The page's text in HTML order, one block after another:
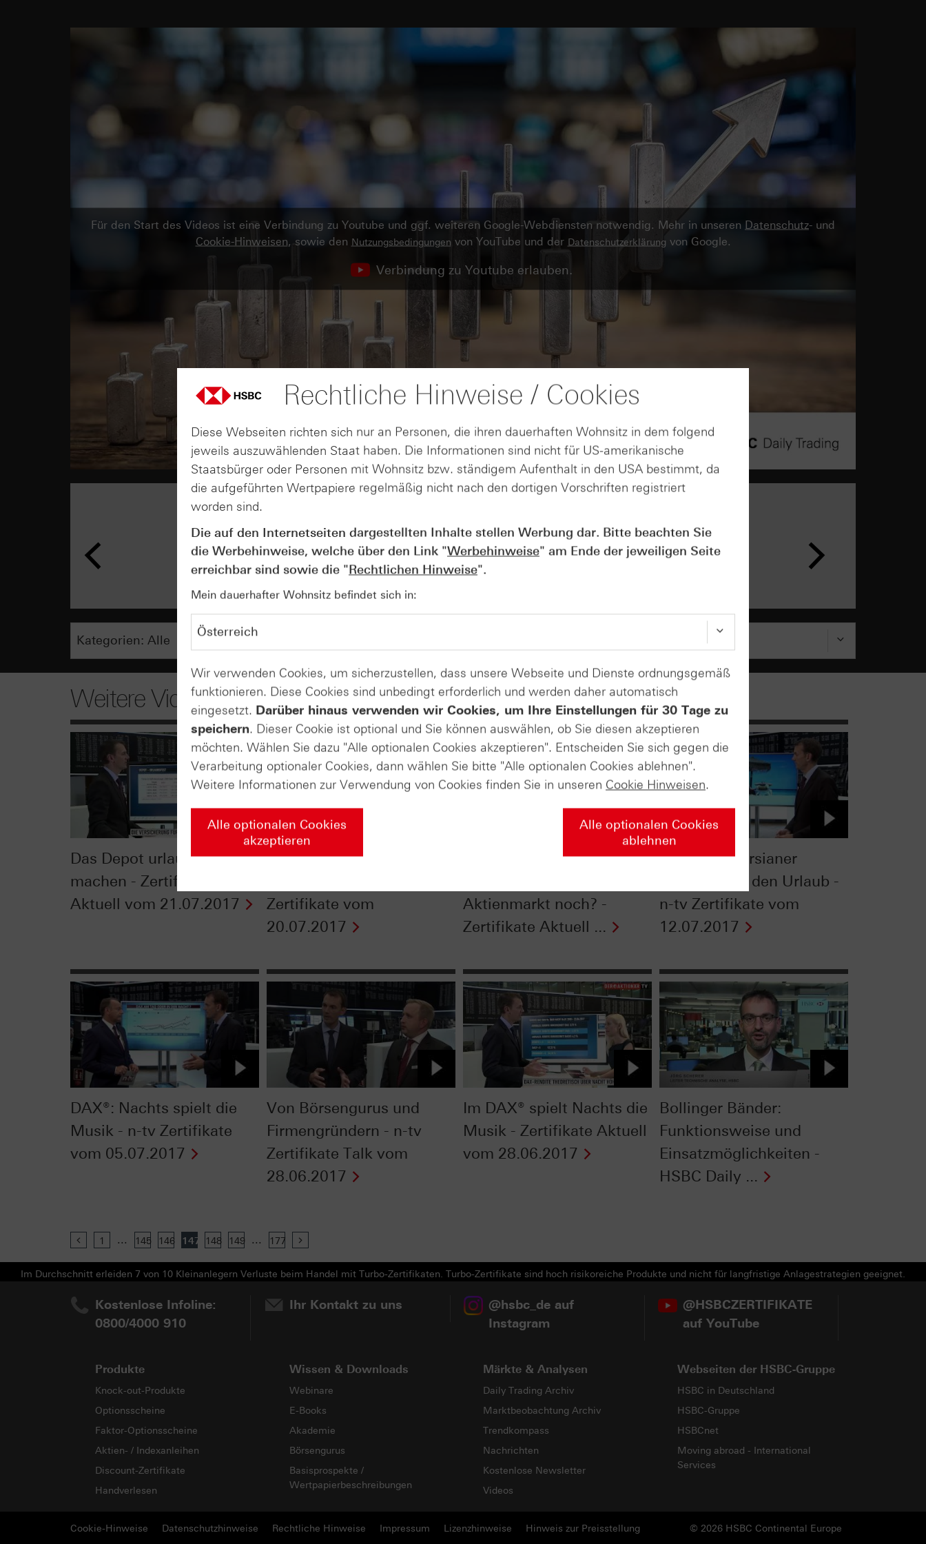
Für den Start des Videos ist eine Verbindung zu Youtube und ggf. weiteren Google-Webdiensten notwendig. Mehr in unseren Datenschutz- und
Cookie-Hinweisen, sowie den Nutzungsbedingungen von YouTube und der Datenschutzerklärung von Google.
Verbindung zu Youtube erlauben.
AUGUST
07
Wie lange bleibt der DAX® in
Rekordlaune? - ntv Zertifikate
07.08.26
Weitere Videos
Das Depot urlaubsfest
machen - Zertifikate
Aktuell vom 21.07.2017
Kommt die Korrektur am
Zertifikate vom
20.07.2017
Wie robust ist die
Aktienmarkt noch? -
Zertifikate Aktuell ...
So gehen Börsianer
entspannt in den Urlaub -
n-tv Zertifikate vom
12.07.2017
DAX®: Nachts spielt die
Musik - n-tv Zertifikate
vom 05.07.2017
Von Börsengurus und
Firmengründern - n-tv
Zertifikate Talk vom
28.06.2017
Im DAX® spielt Nachts die
Musik - Zertifikate Aktuell
vom 28.06.2017
Bollinger Bänder:
Funktionsweise und
Einsatzmöglichkeiten -
HSBC Daily ...
Previous
1 ... 145 146 147 148 149 ... 177
Im Durchschnitt erleiden 7 von 10 Kleinanlegern Verluste beim Handel mit Turbo-Zertifikaten. Turbo-Zertifikate sind hoch risikoreiche Produkte und nicht für langfristige Anlagestrategien geeignet.
Kostenlose Infoline:
0800/4000 910
Ihr Kontakt zu uns
@hsbc_de auf
Instagram
@HSBCZERTIFIKATE
auf YouTube
Produkte
Knock-out-Produkte
Optionsscheine
Faktor-Optionsscheine
Aktien- / Indexanleihen
Discount-Zertifikate
Handverlesen
Wissen & Downloads
Webinare
E-Books
Akademie
Börsengurus
Basisprospekte /
Wertpapierbeschreibungen
Märkte & Analysen
Daily Trading Archiv
Marktbeobachtung Archiv
Trendkompass
Nachrichten
Kostenlose Newsletter
Videos
Webseiten der HSBC-Gruppe
HSBC in Deutschland
HSBC-Gruppe
HSBCnet
Moving abroad - International
Services
Cookie-Hinweise Datenschutzhinweise Rechtliche Hinweise Impressum Lizenzhinweise © 2026 HSBC Continental Europe
Hinweis zur Preisstellung
Rechtliche Hinweise / Cookies
Diese Webseiten richten sich nur an Personen, die ihren dauerhaften Wohnsitz in dem folgend
jeweils auszuwählenden Staat haben. Die Informationen sind nicht für US-amerikanische
Staatsbürger oder Personen mit Wohnsitz bzw. ständigem Aufenthalt in den USA bestimmt, da
die aufgeführten Wertpapiere regelmäßig nicht nach den dortigen Vorschriften registriert
worden sind.
Die auf den Internetseiten dargestellten Inhalte stellen Werbung dar. Bitte beachten Sie
die Werbehinweise, welche über den Link "Werbehinweise" am Ende der jeweiligen Seite
erreichbar sind sowie die "Rechtlichen Hinweise".
Mein dauerhafter Wohnsitz befindet sich in:
Wir verwenden Cookies, um sicherzustellen, dass unsere Webseite und Dienste ordnungsgemäß
funktionieren. Diese Cookies sind unbedingt erforderlich und werden daher automatisch
eingesetzt. Darüber hinaus verwenden wir Cookies, um Ihre Einstellungen für 30 Tage zu
speichern. Dieser Cookie ist optional und Sie können auswählen, ob Sie diesen akzeptieren
möchten. Wählen Sie dazu "Alle optionalen Cookies akzeptieren". Entscheiden Sie sich gegen die
Verarbeitung optionaler Cookies, dann wählen Sie bitte "Alle optionalen Cookies ablehnen".
Weitere Informationen zur Verwendung von Cookies finden Sie in unseren Cookie Hinweisen.
Alle optionalen Cookies
akzeptieren
Alle optionalen Cookies
ablehnen